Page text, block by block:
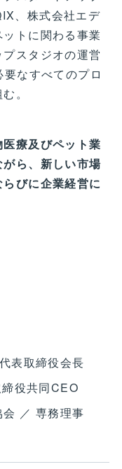
、株式会社エデ
トに関わる事業
スタジオの運営
なすべてのプロ
。
療及びペット業
ら、新しい市場
びに企業経営に
表取締役会長
役共同CEO
／ 専務理事